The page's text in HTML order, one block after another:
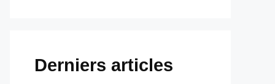
Derniers articles